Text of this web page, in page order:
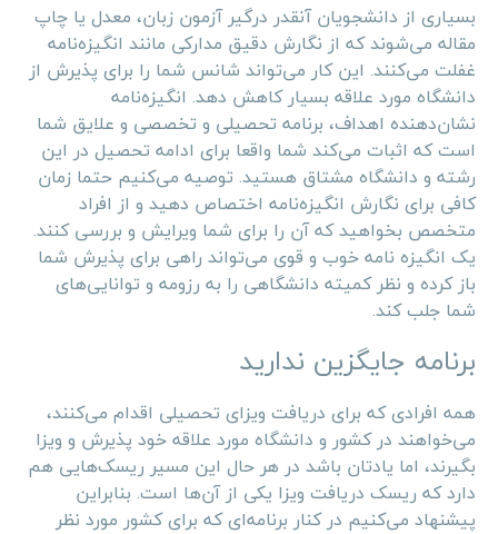
بسیاری از دانشجویان آنقدر درگیر آزمون زبان، معدل یا چاپ
مقاله می‌شوند که از نگارش دقیق مدارکی مانند انگیزه‌نامه
غفلت می‌کنند. این کار می‌تواند شانس شما را برای پذیرش از
دانشگاه مورد علاقه بسیار کاهش دهد. انگیزه‌نامه
نشان‌دهنده اهداف، برنامه تحصیلی و تخصصی و علایق شما
است که اثبات می‌کند شما واقعا برای ادامه تحصیل در این
رشته و دانشگاه مشتاق هستید. توصیه می‌کنیم حتما زمان
کافی برای نگارش انگیزه‌نامه اختصاص دهید و از افراد
متخصص بخواهید که آن را برای شما ویرایش و بررسی کنند.
یک انگیزه نامه خوب و قوی می‌تواند راهی برای پذیرش شما
باز کرده و نظر کمیته دانشگاهی را به رزومه و توانایی‌‌های
شما جلب کند.
برنامه جایگزین ندارید
همه افرادی که برای دریافت ویزای تحصیلی اقدام می‌کنند،
می‌خواهند در کشور و دانشگاه مورد علاقه خود پذیرش و ویزا
بگیرند، اما یادتان باشد در هر حال این مسیر ریسک‌هایی هم
دارد که ریسک دریافت ویزا یکی از آن‌ها است. بنابراین
پیشنهاد می‌کنیم در کنار برنامه‌ای که برای کشور مورد نظر